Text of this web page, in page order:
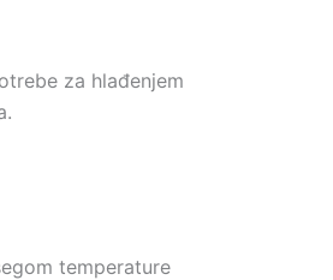
za hlađenjem
temperature